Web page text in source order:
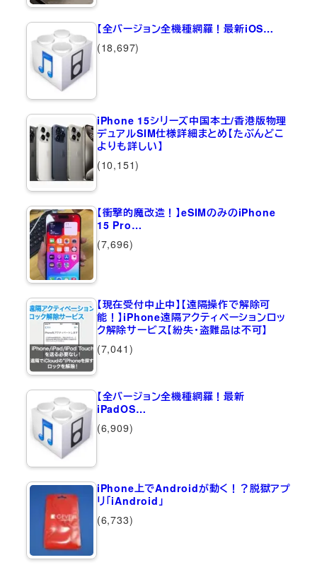
【全バージョン全機種網羅！最新iOS…
(18,697)
iPhone 15シリーズ中国本土/香港版物理
デュアルSIM仕様詳細まとめ【たぶんどこ
よりも詳しい】
(10,151)
【衝撃的魔改造！】eSIMのみのiPhone
15 Pro…
(7,696)
【現在受付中止中】【遠隔操作で解除可
能！】iPhone遠隔アクティベーションロッ
ク解除サービス【紛失・盗難品は不可】
(7,041)
【全バージョン全機種網羅！最新
iPadOS…
(6,909)
iPhone上でAndroidが動く！？脱獄アプ
リ「iAndroid」
(6,733)